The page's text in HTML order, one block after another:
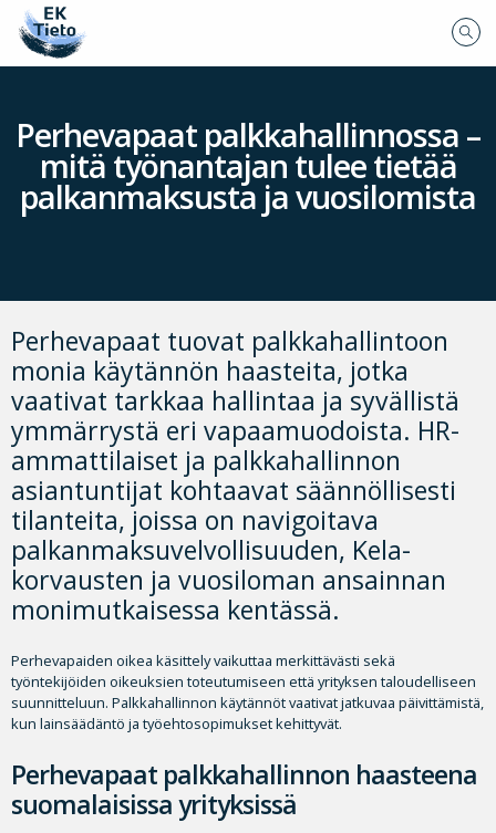
Perhevapaat palkkahallinnossa –
mitä työnantajan tulee tietää
palkanmaksusta ja vuosilomista
Perhevapaat tuovat palkkahallintoon
monia käytännön haasteita, jotka
vaativat tarkkaa hallintaa ja syvällistä
ymmärrystä eri vapaamuodoista. HR-
ammattilaiset ja palkkahallinnon
asiantuntijat kohtaavat säännöllisesti
tilanteita, joissa on navigoitava
palkanmaksuvelvollisuuden, Kela-
korvausten ja vuosiloman ansainnan
monimutkaisessa kentässä.
Perhevapaiden oikea käsittely vaikuttaa merkittävästi sekä
työntekijöiden oikeuksien toteutumiseen että yrityksen taloudelliseen
suunnitteluun. Palkkahallinnon käytännöt vaativat jatkuvaa päivittämistä,
kun lainsäädäntö ja työehtosopimukset kehittyvät.
Perhevapaat palkkahallinnon haasteena
suomalaisissa yrityksissä